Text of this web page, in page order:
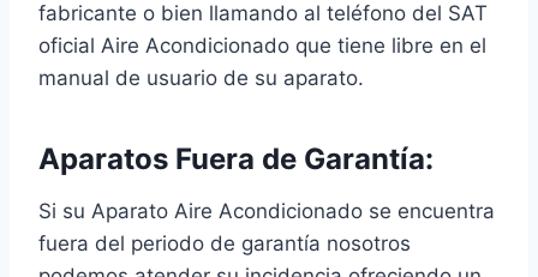
fabricante o bien llamando al teléfono del SAT
oficial Aire Acondicionado que tiene libre en el
manual de usuario de su aparato.
Aparatos Fuera de Garantía:
Si su Aparato Aire Acondicionado se encuentra
fuera del periodo de garantía nosotros